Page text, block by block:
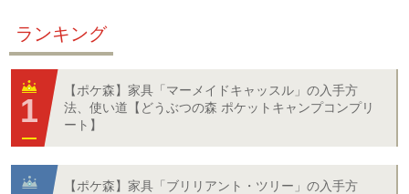
ランキング
【ポケ森】家具「マーメイドキャッスル」の入手方
法、使い道【どうぶつの森 ポケットキャンプコンプリ
ート】
【ポケ森】家具「ブリリアント・ツリー」の入手方